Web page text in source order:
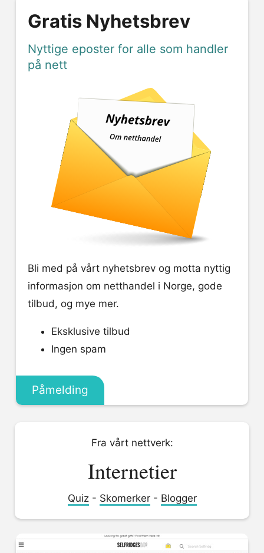
Gratis Nyhetsbrev
Nyttige eposter for alle som handler
på nett
Bli med på vårt nyhetsbrev og motta nyttig
informasjon om netthandel i Norge, gode
tilbud, og mye mer.
Eksklusive tilbud
Ingen spam
Påmelding
Fra vårt nettverk:
Internetier
Quiz- Skomerker- Blogger